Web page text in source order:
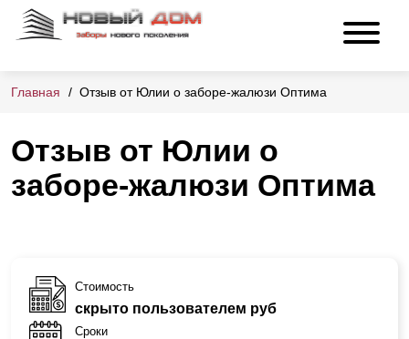
Главная Отзыв от Юлии о заборе-жалюзи Оптима
Отзыв от Юлии о
заборе-жалюзи Оптима
Стоимость
скрыто пользователем руб
Сроки